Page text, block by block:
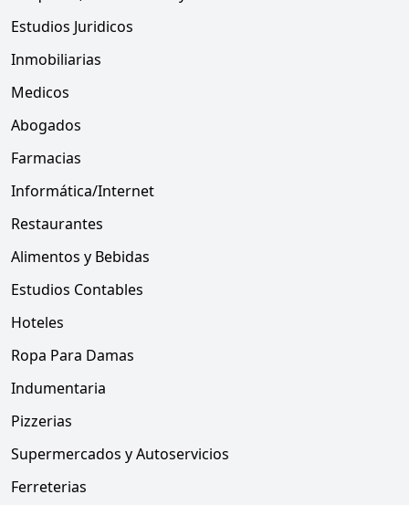
Estudios Juridicos
Inmobiliarias
Medicos
Abogados
Farmacias
Informática/Internet
Restaurantes
Alimentos y Bebidas
Estudios Contables
Hoteles
Ropa Para Damas
Indumentaria
Pizzerias
Supermercados y Autoservicios
Ferreterias